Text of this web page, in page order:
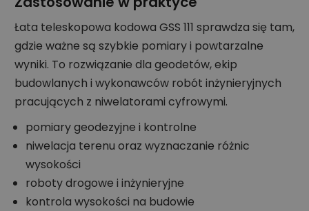
Łata teleskopowa kodowa GSS 111 sprawdza się tam,
gdzie ważne są szybkie pomiary i powtarzalne
wyniki. To rozwiązanie dla geodetów, ekip
budowlanych i wykonawców robót inżynieryjnych
pracujących z niwelatorami cyfrowymi.
pomiary geodezyjne i kontrolne
niwelacja terenu oraz wyznaczanie różnic
wysokości
roboty drogowe i inżynieryjne
kontrola wysokości na budowie